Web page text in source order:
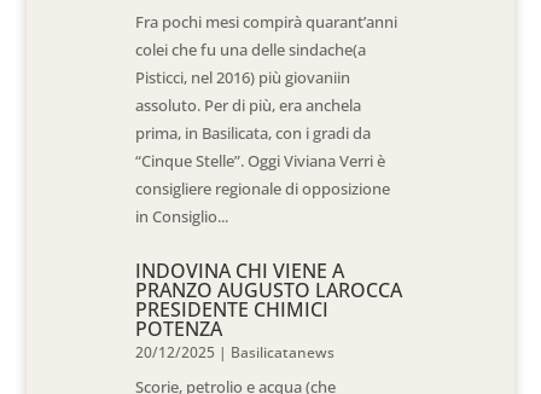
Fra pochi mesi compirà quarant’anni
colei che fu una delle sindache(a
Pisticci, nel 2016) più giovaniin
assoluto. Per di più, era anchela
prima, in Basilicata, con i gradi da
“Cinque Stelle”. Oggi Viviana Verri è
consigliere regionale di opposizione
in Consiglio...
INDOVINA CHI VIENE A
PRANZO AUGUSTO LAROCCA
PRESIDENTE CHIMICI
POTENZA
20/12/2025 | Basilicatanews
Scorie, petrolio e acqua (che